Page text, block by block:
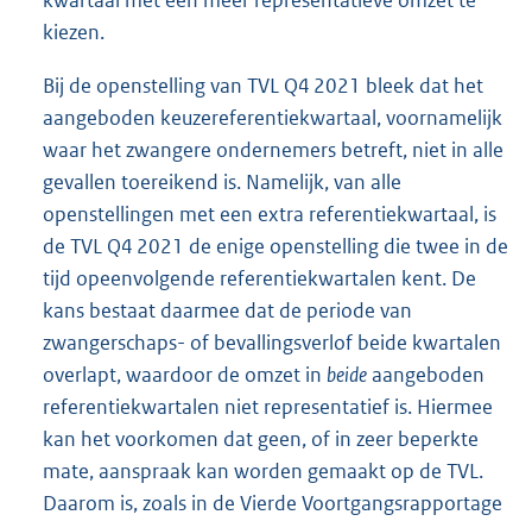
kiezen.
Bij de openstelling van TVL Q4 2021 bleek dat het
aangeboden keuzereferentiekwartaal, voornamelijk
waar het zwangere ondernemers betreft, niet in alle
gevallen toereikend is. Namelijk, van alle
openstellingen met een extra referentiekwartaal, is
de TVL Q4 2021 de enige openstelling die twee in de
tijd opeenvolgende referentiekwartalen kent. De
kans bestaat daarmee dat de periode van
zwangerschaps- of bevallingsverlof beide kwartalen
overlapt, waardoor de omzet in beideaangeboden
referentiekwartalen niet representatief is. Hiermee
kan het voorkomen dat geen, of in zeer beperkte
mate, aanspraak kan worden gemaakt op de TVL.
Daarom is, zoals in de Vierde Voortgangsrapportage